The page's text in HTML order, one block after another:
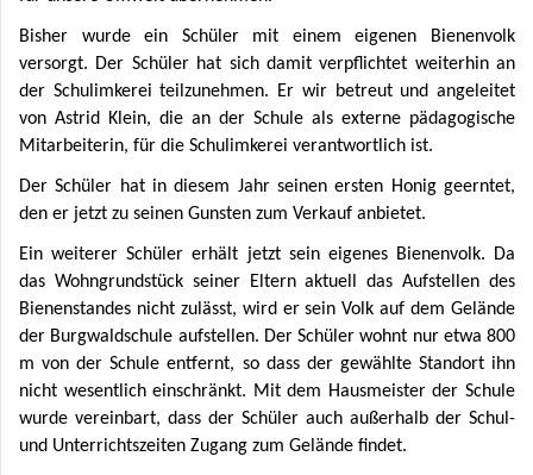
Bisher wurde ein Schüler mit einem eigenen Bienenvolk
versorgt. Der Schüler hat sich damit verpflichtet weiterhin an
der Schulimkerei teilzunehmen. Er wir betreut und angeleitet
von Astrid Klein, die an der Schule als externe pädagogische
Mitarbeiterin, für die Schulimkerei verantwortlich ist.
Der Schüler hat in diesem Jahr seinen ersten Honig geerntet,
den er jetzt zu seinen Gunsten zum Verkauf anbietet.
Ein weiterer Schüler erhält jetzt sein eigenes Bienenvolk. Da
das Wohngrundstück seiner Eltern aktuell das Aufstellen des
Bienenstandes nicht zulässt, wird er sein Volk auf dem Gelände
der Burgwaldschule aufstellen. Der Schüler wohnt nur etwa 800
m von der Schule entfernt, so dass der gewählte Standort ihn
nicht wesentlich einschränkt. Mit dem Hausmeister der Schule
wurde vereinbart, dass der Schüler auch außerhalb der Schul-
und Unterrichtszeiten Zugang zum Gelände findet.